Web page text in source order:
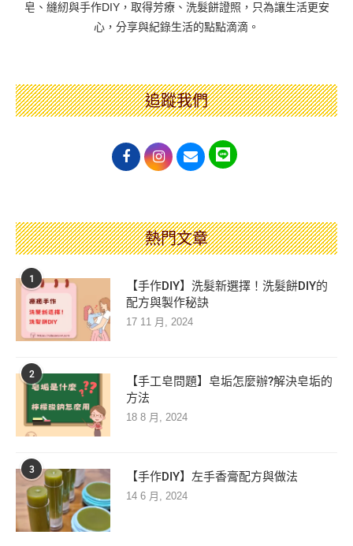
皂、縫紉與手作DIY，取得芳療、洗髮餅證照，只為讓生活更安
心，分享與紀錄生活的點點滴滴。
追蹤我們
熱門文章
1
【手作DIY】洗髮新選擇！洗髮餅DIY的
配方與製作秘訣
17 11 月, 2024
2
【手工皂問題】皂垢怎麼辦?解決皂垢的
方法
18 8 月, 2024
3 【手作DIY】左手香膏配方與做法
14 6 月, 2024